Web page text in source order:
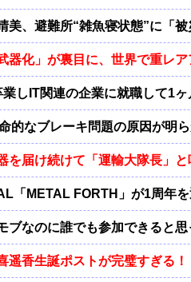
美、避難所“雑魚寝状態”に「
器化」が裏目に、世界で重レ
しIT関連の企業に就職して1
的なブレーキ問題の原因が明
を届け続けて「運輸大隊長」
「METAL FORTH」が1周年
ブなのに誰でも参加できると
遥香生誕ポストが完璧すぎる